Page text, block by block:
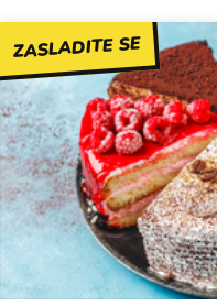
ZASLADITE SE